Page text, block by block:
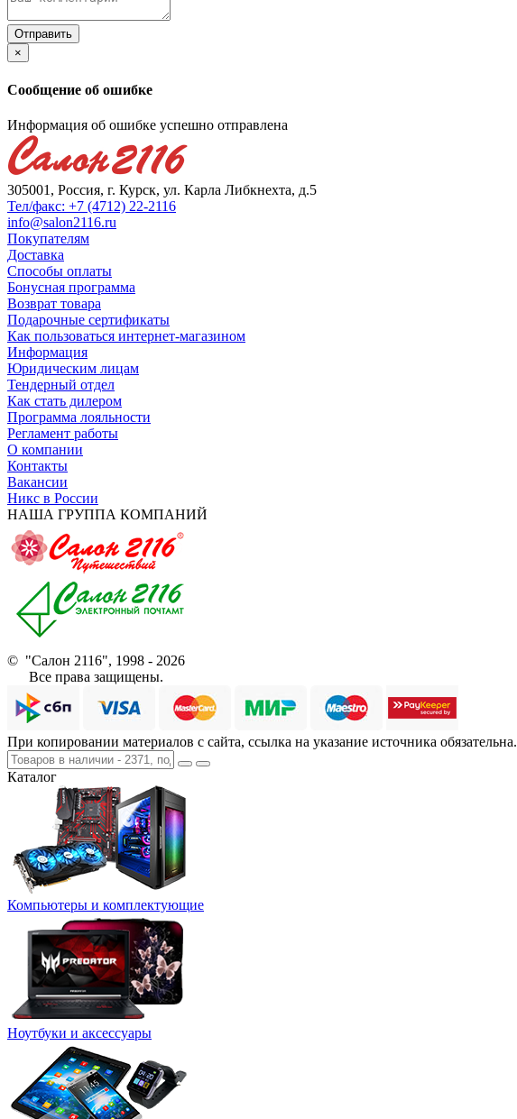
×
Сообщение об ошибке
Информация об ошибке успешно отправлена
305001, Россия, г. Курск, ул. Карла Либкнехта, д.5
Тел/факс: +7 (4712) 22-2116
info@salon2116.ru
Покупателям
Доставка
Способы оплаты
Бонусная программа
Возврат товара
Подарочные сертификаты
Как пользоваться интернет-магазином
Информация
Юридическим лицам
Тендерный отдел
Как стать дилером
Программа лояльности
Регламент работы
О компании
Контакты
Вакансии
Никс в России
НАША ГРУППА КОМПАНИЙ
© "Салон 2116", 1998 - 2026
Все права защищены.
При копировании материалов с сайта, ссылка на указание источника обязательна.
Каталог
Компьютеры и комплектующие
Ноутбуки и аксессуары